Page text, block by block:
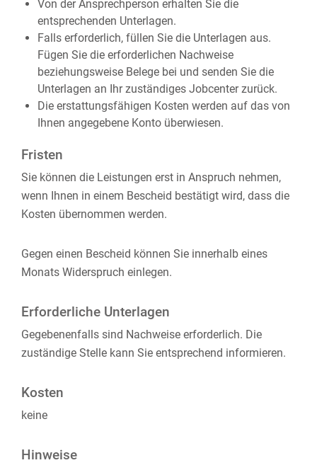
Von der Ansprechperson erhalten Sie die
entsprechenden Unterlagen.
Falls erforderlich, füllen Sie die Unterlagen aus.
Fügen Sie die erforderlichen Nachweise
beziehungsweise Belege bei und senden Sie die
Unterlagen an Ihr zuständiges Jobcenter zurück.
Die erstattungsfähigen Kosten werden auf das von
Ihnen angegebene Konto überwiesen.
Fristen
Sie können die Leistungen erst in Anspruch nehmen,
wenn Ihnen in einem Bescheid bestätigt wird, dass die
Kosten übernommen werden.
Gegen einen Bescheid können Sie innerhalb eines
Monats Widerspruch einlegen.
Erforderliche Unterlagen
Gegebenenfalls sind Nachweise erforderlich. Die
zuständige Stelle kann Sie entsprechend informieren.
Kosten
keine
Hinweise